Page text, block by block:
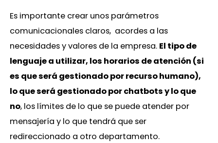
Es importante crear unos parámetros
comunicacionales claros, acordes a las
necesidades y valores de la empresa. El tipo de
lenguaje a utilizar, los horarios de atención (si
es que será gestionado por recurso humano),
lo que será gestionado por chatbots y lo que
no, los límites de lo que se puede atender por
mensajería y lo que tendrá que ser
redireccionado a otro departamento.